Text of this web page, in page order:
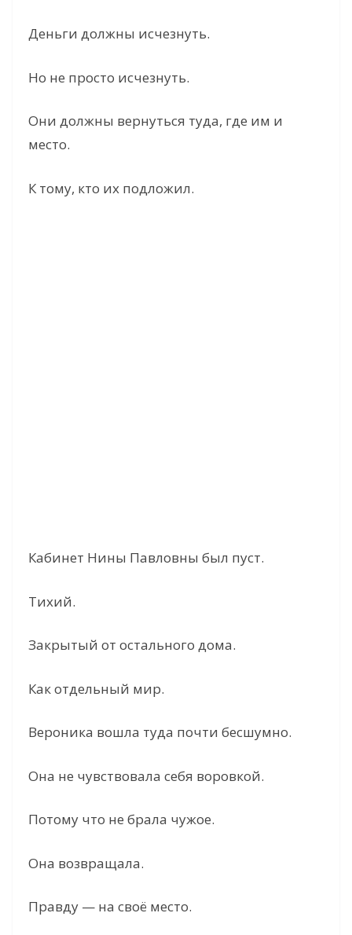
Деньги должны исчезнуть.
Но не просто исчезнуть.
Они должны вернуться туда, где им и
место.
К тому, кто их подложил.
Кабинет Нины Павловны был пуст.
Тихий.
Закрытый от остального дома.
Как отдельный мир.
Вероника вошла туда почти бесшумно.
Она не чувствовала себя воровкой.
Потому что не брала чужое.
Она возвращала.
Правду — на своё место.